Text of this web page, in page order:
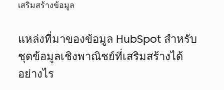
เสริมสร้างข้อมูล
แหล่งที่มาของข้อมูล HubSpot สำหรับ
ชุดข้อมูลเชิงพาณิชย์ที่เสริมสร้างได้
อย่างไร